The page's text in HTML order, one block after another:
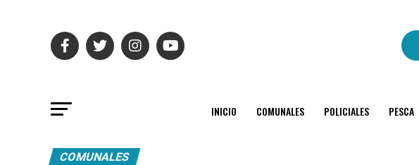
INICIO COMUNALES POLICIALES PESCA
COMUNALES